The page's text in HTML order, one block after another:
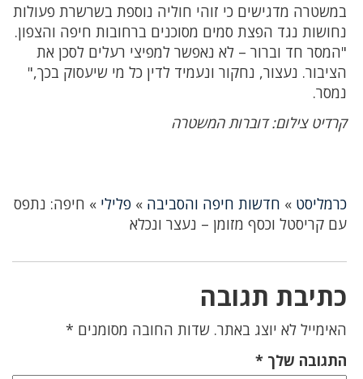
במשטרה מדגישים כי זוהי חוליה נוספת בשרשרת פעולות
נחושות נגד הפצת סמים מסוכנים ברחובות חיפה והצפון.
"המסר חד וברור – לא נאפשר למפיצי רעלים לסכן את
הציבור. נעצור, נחקור ונעמיד לדין כל מי שיעסוק בכך,"
נמסר.
קרדיט צילום: דוברות המשטרה
כרמליסט » חדשות חיפה והסביבה » פלילי » חיפה: נתפס
עם קריסטל וכסף מזומן – נעצר ונכלא
כתיבת תגובה
האימייל לא יוצג באתר. שדות החובה מסומנים *
התגובה שלך *